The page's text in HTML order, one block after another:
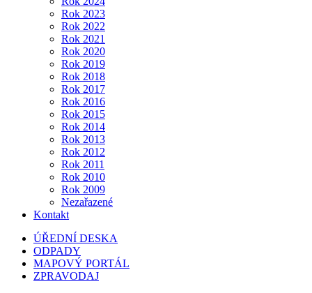
Rok 2023
Rok 2022
Rok 2021
Rok 2020
Rok 2019
Rok 2018
Rok 2017
Rok 2016
Rok 2015
Rok 2014
Rok 2013
Rok 2012
Rok 2011
Rok 2010
Rok 2009
Nezařazené
Kontakt
ÚŘEDNÍ DESKA
ODPADY
MAPOVÝ PORTÁL
ZPRAVODAJ